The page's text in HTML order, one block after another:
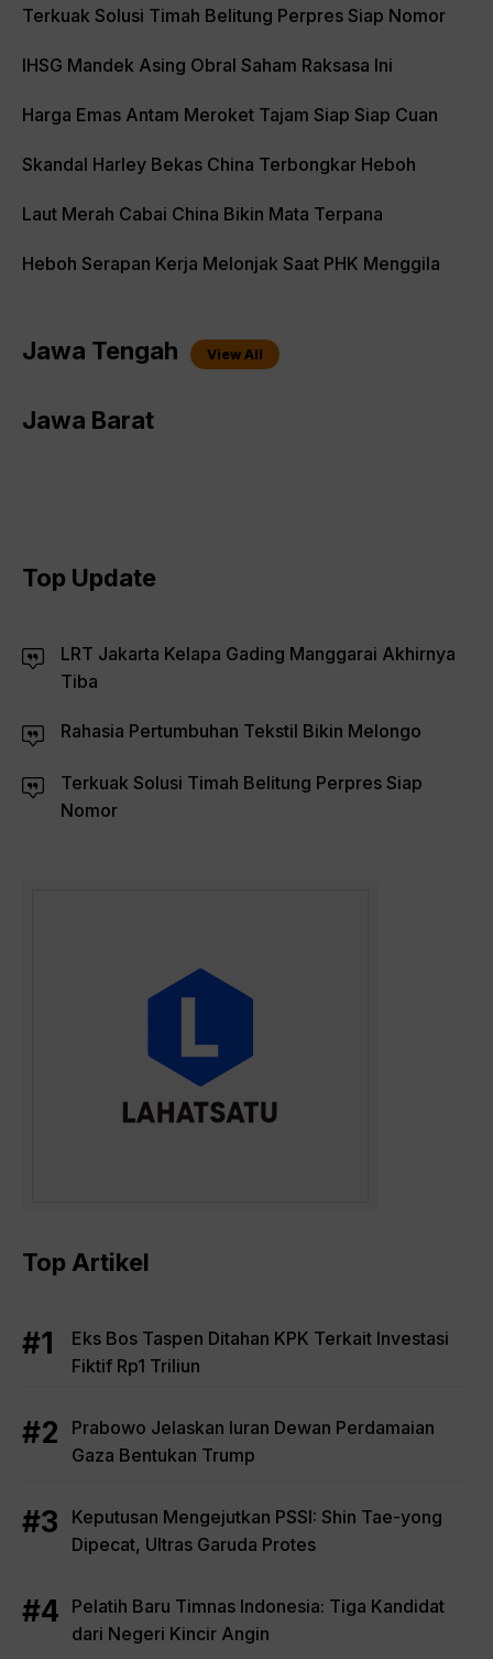
Terkuak Solusi Timah Belitung Perpres Siap Nomor
IHSG Mandek Asing Obral Saham Raksasa Ini
Harga Emas Antam Meroket Tajam Siap Siap Cuan
Skandal Harley Bekas China Terbongkar Heboh
Laut Merah Cabai China Bikin Mata Terpana
Heboh Serapan Kerja Melonjak Saat PHK Menggila
Jawa Tengah View All
Jawa Barat
Top Update
LRT Jakarta Kelapa Gading Manggarai Akhirnya
Tiba
Rahasia Pertumbuhan Tekstil Bikin Melongo
Terkuak Solusi Timah Belitung Perpres Siap
Nomor
Top Artikel
Eks Bos Taspen Ditahan KPK Terkait Investasi
Fiktif Rp1 Triliun
Prabowo Jelaskan Iuran Dewan Perdamaian
Gaza Bentukan Trump
Keputusan Mengejutkan PSSI: Shin Tae-yong
Dipecat, Ultras Garuda Protes
Pelatih Baru Timnas Indonesia: Tiga Kandidat
dari Negeri Kincir Angin